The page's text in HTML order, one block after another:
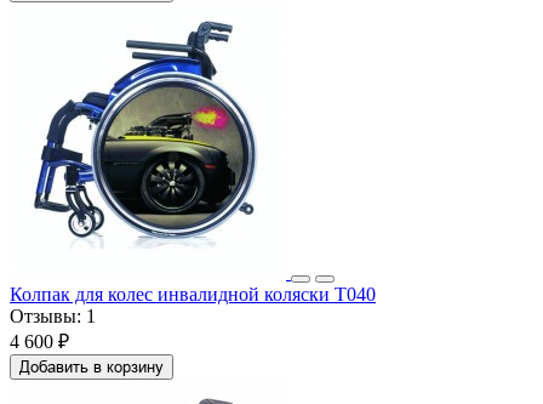
Колпак для колес инвалидной коляски T040
Отзывы: 1
4 600 ₽
Добавить в корзину